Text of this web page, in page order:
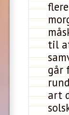
til
går
art